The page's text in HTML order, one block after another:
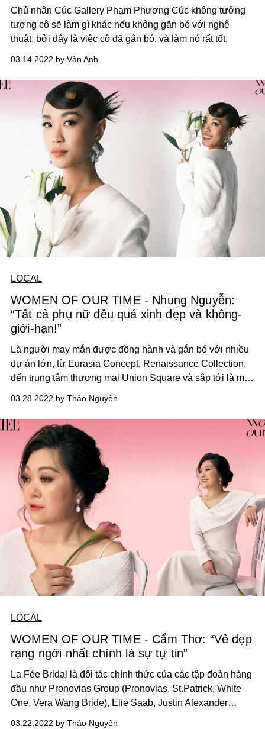
Chủ nhân Cúc Gallery Phạm Phương Cúc không tưởng
tượng cô sẽ làm gì khác nếu không gắn bó với nghệ
thuật, bởi đây là việc cô đã gắn bó, và làm nó rất tốt.
03.14.2022 by Vân Anh
LOCAL
WOMEN OF OUR TIME - Nhung Nguyễn:
“Tất cả phụ nữ đều quá xinh đẹp và không-
giới-hạn!”
Là người may mắn được đồng hành và gắn bó với nhiều
dự án lớn, từ Eurasia Concept, Renaissance Collection,
đến trung tâm thương mại Union Square và sắp tới là một
Nguyễn tự hào đại diện cho thế hệ phụ nữ trẻ của "hôm
nay" – một kỷ nguyên bình quyền mà không một “nhãn
mác” hay “giới hạn” nào có thể làm chùn chân người phụ
nữ trong việc sáng tạo, cống hiến và sống trọn vẹn giấc
mơ của riêng mình.
03.28.2022 by Thảo Nguyên
LOCAL
WOMEN OF OUR TIME - Cẩm Thơ: “Vẻ đẹp
rạng ngời nhất chính là sự tự tin”
La Fée Bridal là đối tác chính thức của các tập đoàn hàng
đầu như Pronovias Group (Pronovias, St.Patrick, White
One, Vera Wang Bride), Elie Saab, Justin Alexander
03.22.2022 by Thảo Nguyên